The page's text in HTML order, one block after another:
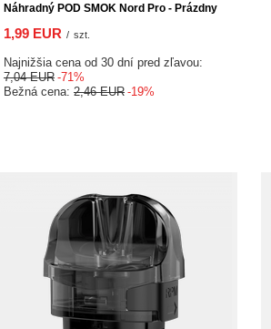
Náhradný POD SMOK Nord Pro - Prázdny
1,99 EUR / szt.
Najnižšia cena od 30 dní pred zľavou:
7,04 EUR -71%
Bežná cena: 2,46 EUR -19%